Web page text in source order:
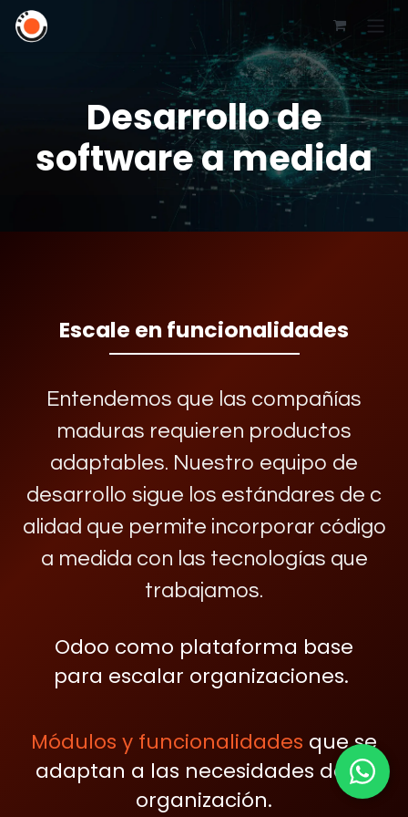
Desarrollo de
software a medida
Escale en funcionalidades
Entendemos que las compañías
maduras requieren productos
adaptables. Nuestro equipo de
desarrollo sigue los estándares de c​
alidad que permite incorporar código
a medida con las tecnologías que
trabajamos.
Odoo como plataforma base
para escalar organizaciones.
Módulos y funcionalidades que se
adaptan a las necesidades de tu
organización.